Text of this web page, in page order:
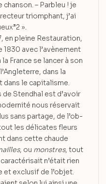
– Parbleu ! je
triomphant, j’ai
».
en pleine Restauration,
avec l’avènement
France se lancer à son
dans la
le capitalisme.
de Stendhal est d’avoir
nous réservait
sans partage, de l’ob-
les délicates fleurs
dans cette chaude
, ou monstres, tout
n’était rien
et exclusif de l’objet.